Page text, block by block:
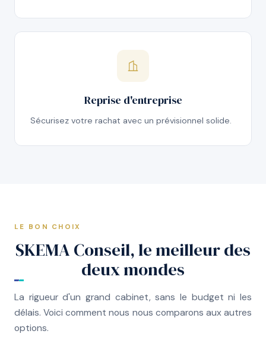
Reprise d'entreprise
Sécurisez votre rachat avec un prévisionnel solide.
LE BON CHOIX
SKEMA Conseil, le meilleur des
deux mondes
La rigueur d'un grand cabinet, sans le budget ni les
délais. Voici comment nous nous comparons aux autres
options.